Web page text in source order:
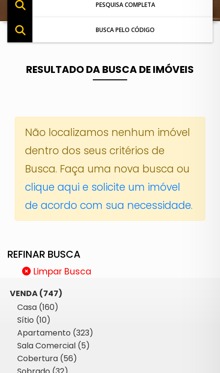
PESQUISA COMPLETA
BUSCA PELO CÓDIGO
RESULTADO DA BUSCA DE IMÓVEIS
Não localizamos nenhum imóvel
dentro dos seus critérios de
Busca. Faça uma nova busca ou
clique aqui e solicite um imóvel
de acordo com sua necessidade.
REFINAR BUSCA
Limpar Busca
VENDA (747)
Casa (160)
Sítio (10)
Apartamento (323)
Sala Comercial (5)
Cobertura (56)